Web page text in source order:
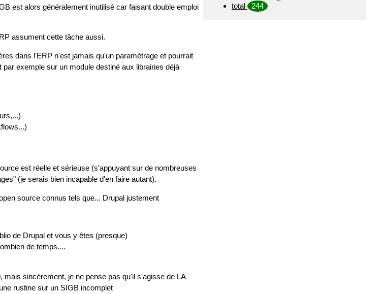
est alors généralement inutilisé car faisant double emploi
assument cette tâche aussi.
dans l'ERP n'est jamais qu'un paramétrage et pourrait
exemple sur un module destiné aux librairies déjà
est réelle et sérieuse (s'appuyant sur de nombreuses
(je serais bien incapable d'en faire autant).
source connus tels que... Drupal justement
de Drupal et vous y êtes (presque)
de temps....
mais sincèrement, je ne pense pas qu'il s'agisse de LA
rustine sur un SIGB incomplet
total
244